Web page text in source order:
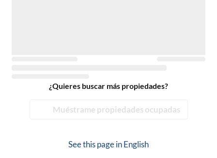
¿Quieres buscar más propiedades?
Muéstrame propiedades ocupadas
See this page inEnglish